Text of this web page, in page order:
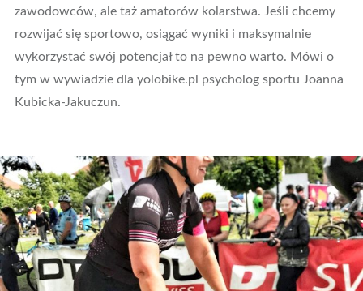
zawodowców, ale taż amatorów kolarstwa. Jeśli chcemy
rozwijać się sportowo, osiągać wyniki i maksymalnie
wykorzystać swój potencjał to na pewno warto. Mówi o
tym w wywiadzie dla yolobike.pl psycholog sportu Joanna
Kubicka-Jakuczun.